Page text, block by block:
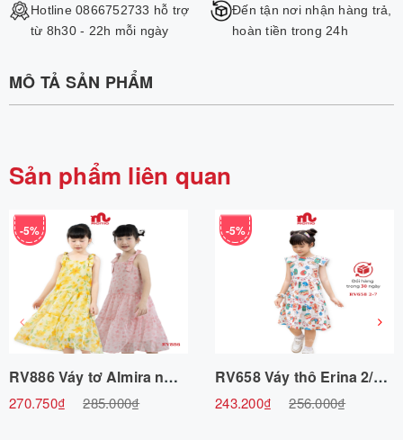
Hotline 0866752733 hỗ trợ
từ 8h30 - 22h mỗi ngày
Đến tận nơi nhận hàng trả,
hoàn tiền trong 24h
MÔ TẢ SẢN PHẨM
Sản phẩm liên quan
-5%
RV886 Váy tơ Almira nơ 2 vai 3/4-8/9 R6 Riomio
270.750₫ 285.000₫
-5%
RV658 Váy thô Erina 2/3-7/8 R6 Riomio
243.200₫ 256.000₫